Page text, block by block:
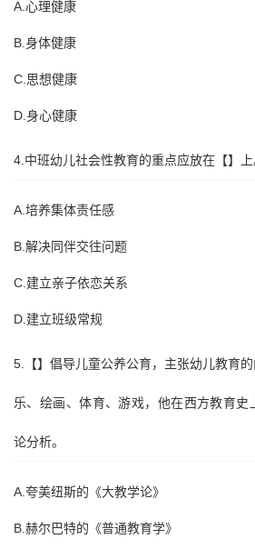
A.心理健康
B.身体健康
C.思想健康
D.身心健康
4.中班幼儿社会性教育的重点应放在【】上
A.培养集体责任感
B.解决同伴交往问题
C.建立亲子依恋关系
D.建立班级常规
5.【】倡导儿童公养公育，主张幼儿教育
乐、绘画、体育、游戏，他在西方教育史
论分析。
A.夸美纽斯的《大教学论》
B.赫尔巴特的《普通教育学》